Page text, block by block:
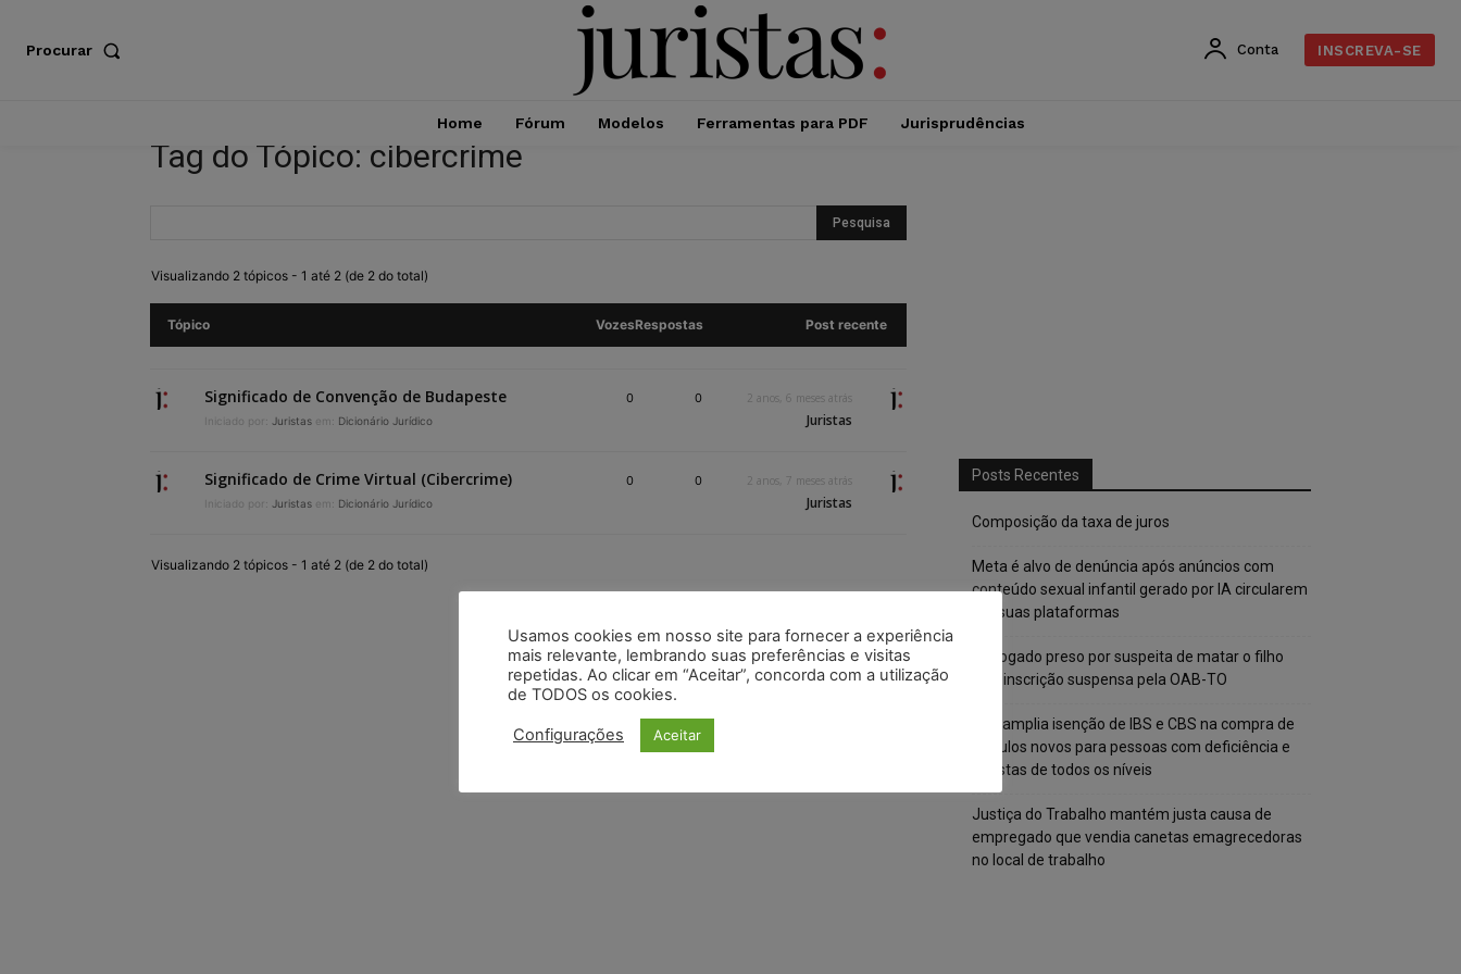
Procurar Conta INSCREVA-SE
Home Fórum Modelos Ferramentas para PDF Jurisprudências
Tag do Tópico: cibercrime
Visualizando 2 tópicos - 1 até 2 (de 2 do total)
Tópico VozesRespostas Post recente
Significado de Convenção de Budapeste
Iniciado por: Juristas em: Dicionário Jurídico
0 0 2 anos, 6 meses atrás
Juristas
Significado de Crime Virtual (Cibercrime)
Iniciado por: Juristas em: Dicionário Jurídico
0 0 2 anos, 7 meses atrás
Juristas
Visualizando 2 tópicos - 1 até 2 (de 2 do total)
Posts Recentes
Composição da taxa de juros
Meta é alvo de denúncia após anúncios com
conteúdo sexual infantil gerado por IA circularem
em suas plataformas
Advogado preso por suspeita de matar o filho
tem inscrição suspensa pela OAB-TO
STF amplia isenção de IBS e CBS na compra de
veículos novos para pessoas com deficiência e
autistas de todos os níveis
Justiça do Trabalho mantém justa causa de
empregado que vendia canetas emagrecedoras
no local de trabalho
Usamos cookies em nosso site para fornecer a experiência
mais relevante, lembrando suas preferências e visitas
repetidas. Ao clicar em “Aceitar”, concorda com a utilização
de TODOS os cookies.
Configurações Aceitar